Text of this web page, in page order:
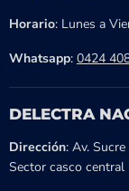
Horario: Lunes a
Whatsapp: 0424
DELECTRA
Dirección: Av.
Sector casco central